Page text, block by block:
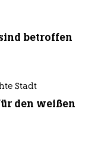
betroffen
Stadt
den weißen